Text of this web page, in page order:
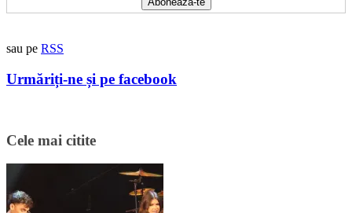
sau pe RSS
Urmăriți-ne și pe facebook
Cele mai citite